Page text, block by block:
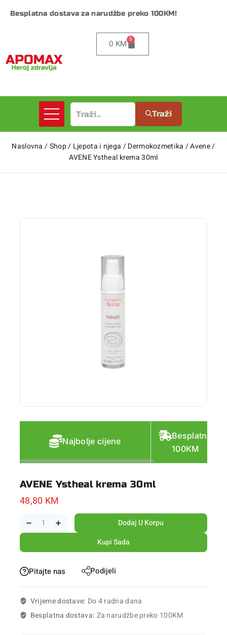
Besplatna dostava za narudžbe preko 100KM!
0 KM 0
Traži
Naslovna /Shop/ Ljepota i njega /Dermokozmetika /Avene/
AVENE Ystheal krema 30ml
Najbolje cijene
Besplatna
100KM
AVENE Ystheal krema 30ml
48,80 KM
Dodaj U Korpu
Kupi Sada
Pitajte nas Podijeli
Vrijeme dostave: Do 4 radna dana
Besplatna dostava: Za narudžbe preko 100KM